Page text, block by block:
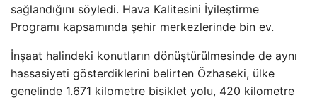
sağlandığını söyledi. Hava Kalitesini İyileştirme
Programı kapsamında şehir merkezlerinde bin ev.
İnşaat halindeki konutların dönüştürülmesinde de aynı
hassasiyeti gösterdiklerini belirten Özhaseki, ülke
genelinde 1.671 kilometre bisiklet yolu, 420 kilometre